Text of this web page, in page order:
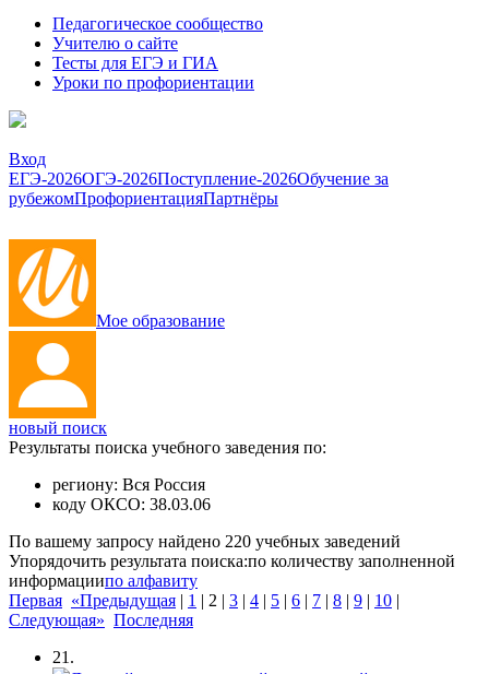
Педагогическое сообщество
Учителю о сайте
Тесты для ЕГЭ и ГИА
Уроки по профориентации
Вход
ЕГЭ-2026ОГЭ-2026Поступление-2026Обучение за
рубежомПрофориентацияПартнёры
Мое образование
новый поиск
Результаты поиска учебного заведения по:
региону: Вся Россия
коду ОКСО: 38.03.06
По вашему запросу найдено 220 учебных заведений
Упорядочить результата поиска:по количеству заполненной
информациипо алфавиту
Первая «Предыдущая | 1 | 2 | 3 | 4 | 5 | 6 | 7 | 8 | 9 | 10 |
Следующая» Последняя
21.